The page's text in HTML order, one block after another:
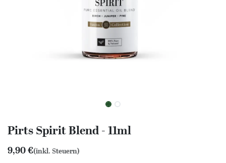
Pirts Spirit Blend - 11ml
9,90€(inkl. Steuern)